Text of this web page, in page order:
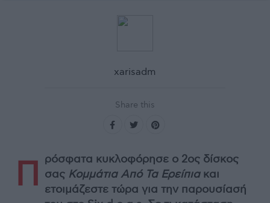
xarisadm
Share this
Π ρόσφατα κυκλοφόρησε ο 2ος δίσκος
σας Κομμάτια Από Τα Ερείπιακαι
ετοιμάζεστε τώρα για την παρουσίασή